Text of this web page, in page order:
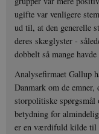
ugifte var venligere
ud til, at den generelle
deres skæglyster -
dobbelt så mange
Analysefirmaet Gallup
Danmark om de
storpolitiske spørgsmål
betydning for
er en værdifuld kilde til